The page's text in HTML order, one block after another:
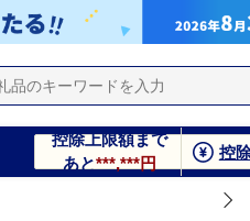
控除上限額まで
あと***,***円
控